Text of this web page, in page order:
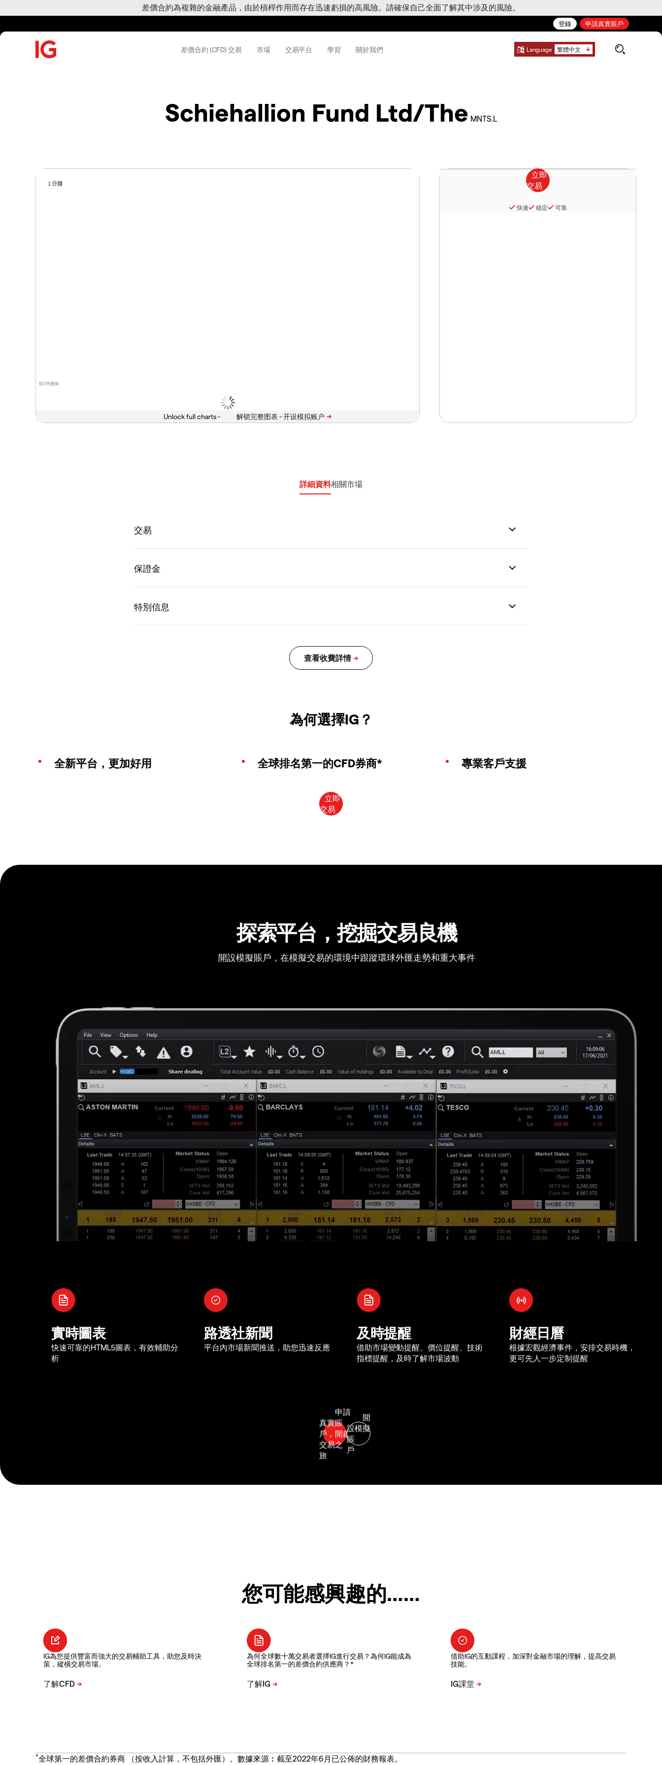
差價合約為複雜的金融產品，由於槓桿作用而存在迅速虧損的高風險。請確保自己全面了解其中涉及的風險。
登錄 申請真實賬戶
差價合約 (CFD) 交易 市場 交易平台 學習 關於我們 Language 繁體中文
Schiehallion Fund Ltd/The MNTS.L
指示性數據
1 分鐘
Unlock full charts -
快速 稳定 可靠
詳細資料相關市場
為何選擇IG？
全新平台，更加好用 全球排名第一的CFD券商* 專業客戶支援
探索平台，挖掘交易良機
開設模擬賬戶，在模擬交易的環境中跟蹤環球外匯走勢和重大事件
實時圖表
快速可靠的HTML5圖表，有效輔助分
析
路透社新聞
平台內市場新聞推送，助您迅速反應
及時提醒
借助市場變動提醒、價位提醒、技術
指標提醒，及時了解市場波動
財經日曆
根據宏觀經濟事件，安排交易時機，
更可先人一步定制提醒
您可能感興趣的……
IG為您提供豐富而強大的交易輔助工具，助您及時決
策，縱橫交易市場。
為何全球數十萬交易者選擇IG進行交易？為何IG能成為
全球排名第一的差價合約供應商？*
借助IG的互動課程，加深對金融市場的理解，提高交易
技能。
*全球第一的差價合約券商 （按收入計算，不包括外匯）。數據來源︰截至2022年6月已公佈的財務報表。